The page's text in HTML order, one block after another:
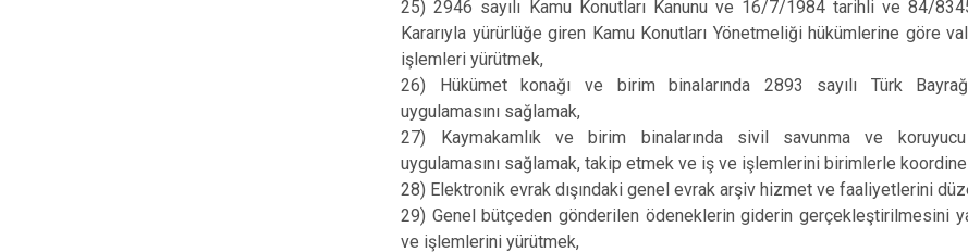
25) 2946 sayılı Kamu Konutları Kanunu ve 16/7/1984 tarihli ve 84/
Kararıyla yürürlüğe giren Kamu Konutları Yönetmeliği hükümlerine göre
işlemleri yürütmek,
26) Hükümet konağı ve birim binalarında 2893 sayılı Türk
uygulamasını sağlamak,
27) Kaymakamlık ve birim binalarında sivil savunma ve koruyucu
uygulamasını sağlamak, takip etmek ve iş ve işlemlerini birimlerle
28) Elektronik evrak dışındaki genel evrak arşiv hizmet ve faaliyetlerini
29) Genel bütçeden gönderilen ödeneklerin giderin gerçekleştirilmesini
ve işlemlerini yürütmek,